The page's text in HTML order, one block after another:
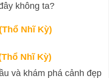
không ta?
Nhĩ Kỳ)
và khám phá cảnh đẹp